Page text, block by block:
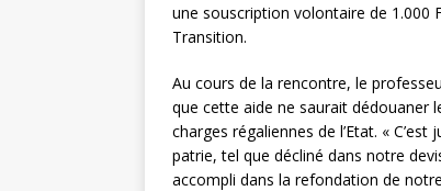
une souscription volontaire de 1.000
Transition.
Au cours de la rencontre, le
que cette aide ne saurait dédouaner
charges régaliennes de l’Etat. «
patrie, tel que décliné dans notre
accompli dans la refondation de